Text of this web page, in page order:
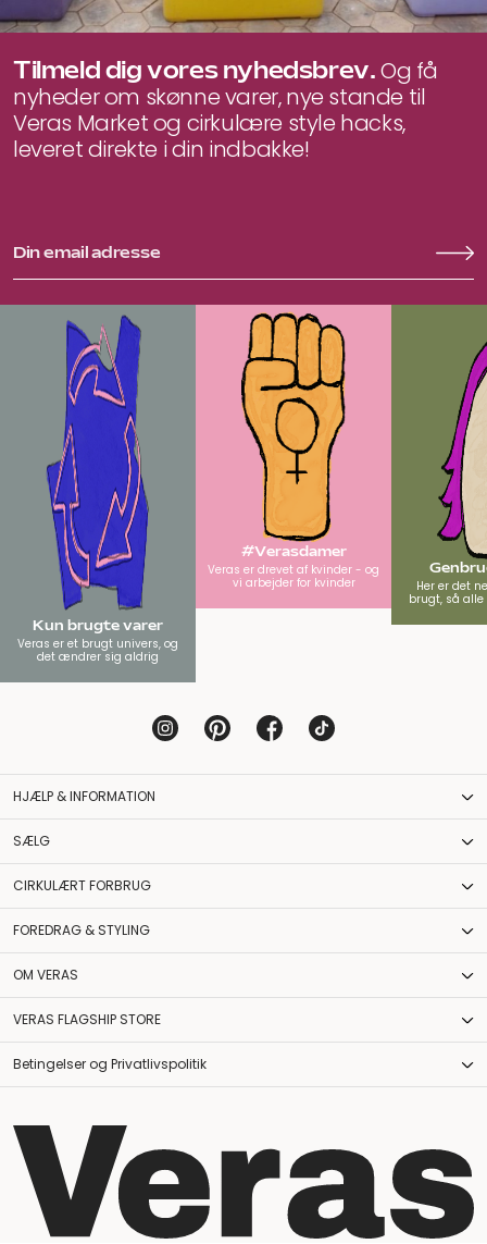
Tilmeld dig vores nyhedsbrev.Og få
nyheder om skønne varer, nye stande til
Veras Market og cirkulære style hacks,
leveret direkte i din indbakke!
Kun brugte varer
Veras er et brugt univers, og
det ændrer sig aldrig
#Verasdamer
Veras er drevet af kvinder - og
vi arbejder for kvinder
Her er det
brugt, så
HJÆLP & INFORMATION
SÆLG
CIRKULÆRT FORBRUG
FOREDRAG & STYLING
OM VERAS
VERAS FLAGSHIP STORE
Betingelser og Privatlivspolitik